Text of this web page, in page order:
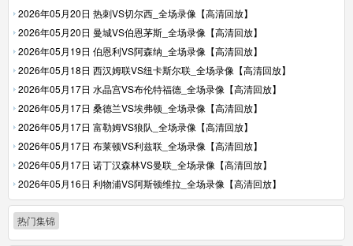
2026年05月20日 热刺VS切尔西_全场录像【高清回放】
2026年05月20日 曼城VS伯恩茅斯_全场录像【高清回放】
2026年05月19日 伯恩利VS阿森纳_全场录像【高清回放】
2026年05月18日 西汉姆联VS纽卡斯尔联_全场录像【高清回放】
2026年05月17日 水晶宫VS布伦特福德_全场录像【高清回放】
2026年05月17日 桑德兰VS埃弗顿_全场录像【高清回放】
2026年05月17日 富勒姆VS狼队_全场录像【高清回放】
2026年05月17日 布莱顿VS利兹联_全场录像【高清回放】
2026年05月17日 诺丁汉森林VS曼联_全场录像【高清回放】
2026年05月16日 利物浦VS阿斯顿维拉_全场录像【高清回放】
热门集锦